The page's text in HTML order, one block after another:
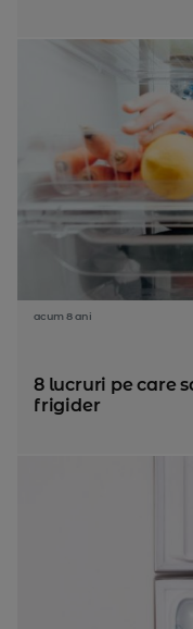
acum 8 ani
8 lucruri pe care
frigider